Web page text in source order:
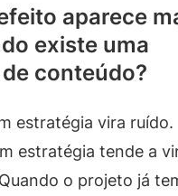
aparece
existe uma
conteúdo?
estratégia vira ruído.
estratégia tende a
o projeto já